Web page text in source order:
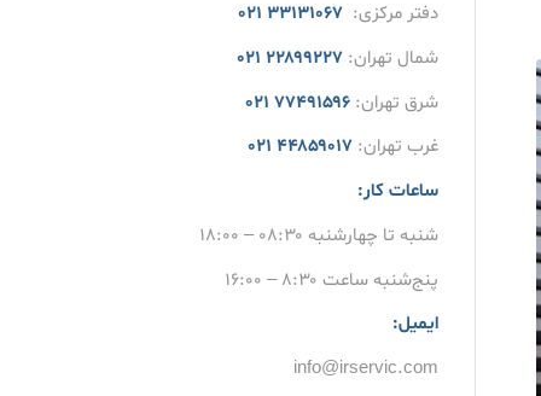
دفتر مرکزی:۳۳۱۳۱۰۶۷ ۰۲۱
شمال تهران:۲۲۸۹۹۲۲۷ ۰۲۱
شرق تهران:۷۷۴۹۱۵۹۶ ۰۲۱
غرب تهران:۴۴۸۵۹۰۱۷ ۰۲۱
ساعات کار:
شنبه تا چهارشنبه ۰۸:۳۰ – ۱۸:۰۰
پنج‌شنبه ساعت ۸:۳۰ – ۱۶:۰۰
ایمیل:
info@irservic.com